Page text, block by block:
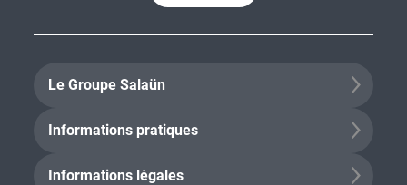
Le Groupe Salaün
Informations pratiques
Informations légales